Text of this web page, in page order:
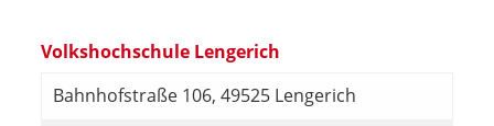
Volkshochschule Lengerich
Bahnhofstraße 106, 49525 Lengerich